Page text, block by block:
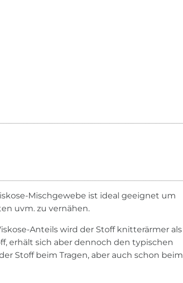
Mischgewebe ist ideal geeignet um
uvm. zu vernähen.
Anteils wird der Stoff knitterärmer als
erhält sich aber dennoch den typischen
Stoff beim Tragen, aber auch schon beim